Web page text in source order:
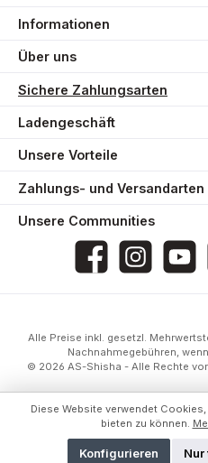
Informationen
Über uns
Sichere Zahlungsarten
Ladengeschäft
Unsere Vorteile
Zahlungs- und Versandarten
Unsere Communities
AS-Shishaas_shisha_2020
Alle Preise inkl. gesetzl.
Nachnahmegebühren,
© 2026 AS-Shisha - Alle Rechte
Diese Website verwendet
bieten zu können.
Konfigurieren